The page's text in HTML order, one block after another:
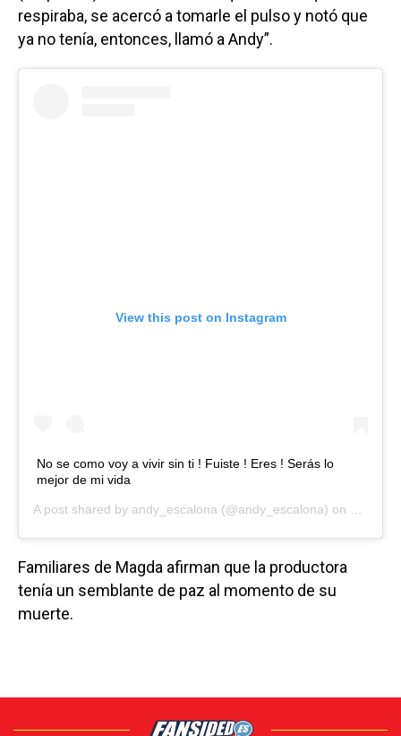
respiraba, se acercó a tomarle el pulso y notó que
ya no tenía, entonces, llamó a Andy”.
View this post on Instagram
No se como voy a vivir sin ti ! Fuiste ! Eres ! Serás lo
mejor de mi vida
A post shared by andy_escalona (@andy_escalona) on
Familiares de Magda afirman que la productora
tenía un semblante de paz al momento de su
muerte.